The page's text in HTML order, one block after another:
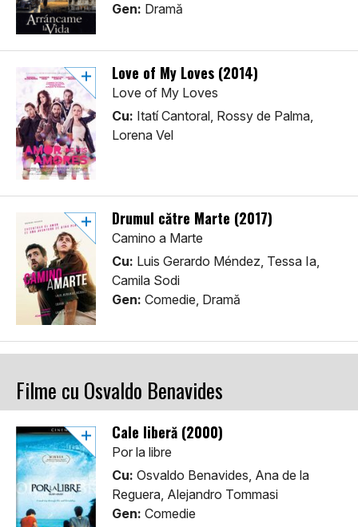
Gen: Dramă
Love of My Loves (2014)
Love of My Loves
Cu: Itatí Cantoral, Rossy de Palma,
Lorena Vel
Drumul către Marte (2017)
Camino a Marte
Cu: Luis Gerardo Méndez, Tessa Ia,
Camila Sodi
Gen: Comedie, Dramă
Filme cu Osvaldo Benavides
Cale liberă (2000)
Por la libre
Cu: Osvaldo Benavides, Ana de la
Reguera, Alejandro Tommasi
Gen: Comedie